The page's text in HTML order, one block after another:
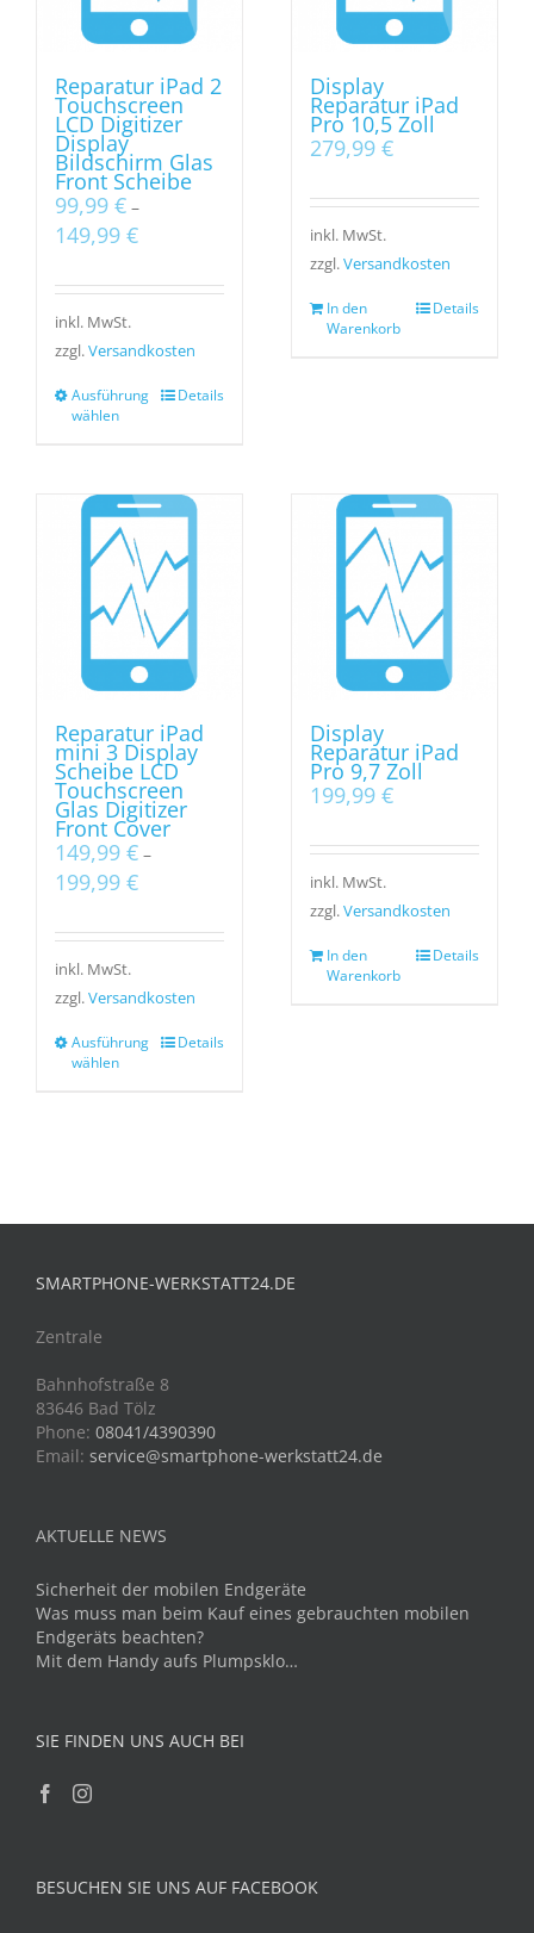
Reparatur iPad 2
Touchscreen
LCD Digitizer
Display
Bildschirm Glas
Front Scheibe
99,99 € –
149,99 €
inkl. MwSt.
zzgl.Versandkosten
Ausführung
wählen
Details
Display
Reparatur iPad
Pro 10,5 Zoll
279,99 €
inkl. MwSt.
zzgl.Versandkosten
In den
Warenkorb
Details
Reparatur iPad
mini 3 Display
Scheibe LCD
Touchscreen
Glas Digitizer
Front Cover
149,99 € –
199,99 €
inkl. MwSt.
zzgl.Versandkosten
Ausführung
wählen
Details
Display
Reparatur iPad
Pro 9,7 Zoll
199,99 €
inkl. MwSt.
zzgl.Versandkosten
In den
Warenkorb
Details
SMARTPHONE-WERKSTATT24.DE
Zentrale
Bahnhofstraße 8
83646 Bad Tölz
Phone: 08041/4390390
Email: service@smartphone-werkstatt24.de
AKTUELLE NEWS
Sicherheit der mobilen Endgeräte
Was muss man beim Kauf eines gebrauchten mobilen
Endgeräts beachten?
Mit dem Handy aufs Plumpsklo…
SIE FINDEN UNS AUCH BEI
BESUCHEN SIE UNS AUF FACEBOOK